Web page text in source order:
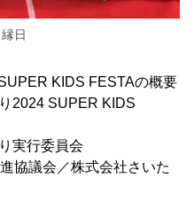
日
KIDS FESTAの概要
2024 SUPER KIDS
実行委員会
協議会／株式会社さいた